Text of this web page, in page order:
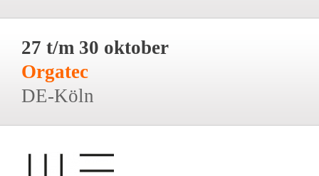
27 t/m 30 oktober
Orgatec
DE-Köln